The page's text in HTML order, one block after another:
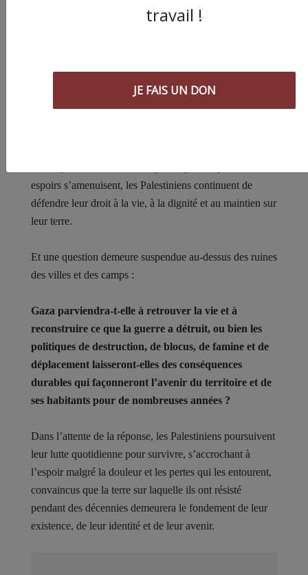
de la guerre laisse des traces profondes sur les individus
Aujourd’hui, Gaza semble se trouver à un tournant
espoirs s’amenuisent, les Palestiniens continuent de
défendre leur droit à la vie, à la dignité et au maintien sur
leur terre.
Et une question demeure suspendue au-dessus des ruines
des villes et des camps :
Gaza parviendra-t-elle à retrouver la vie et à
reconstruire ce que la guerre a détruit, ou bien les
politiques de destruction, de blocus, de famine et de
déplacement laisseront-elles des conséquences
durables qui façonneront l’avenir du territoire et de
ses habitants pour de nombreuses années ?
Dans l’attente de la réponse, les Palestiniens poursuivent
leur lutte quotidienne pour survivre, s’accrochant à
l’espoir malgré la douleur et les pertes qui les entourent,
convaincus que la terre sur laquelle ils ont résisté
pendant des décennies demeurera le fondement de leur
existence, de leur identité et de leur avenir.
travail !
JE FAIS UN DON